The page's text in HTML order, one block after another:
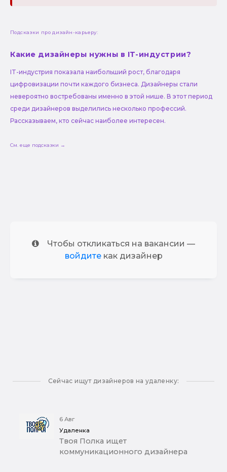
Подсказки про дизайн-карьеру:
Какие дизайнеры нужны в IT-индустрии?
IT-индустрия показала наибольший рост, благодаря
цифровизации почти каждого бизнеса. Дизайнеры стали
невероятно востребованы именно в этой нише. В этот период
среди дизайнеров выделились несколько профессий.
Рассказываем, кто сейчас наиболее интересен.
См. еще подсказки →
Чтобы откликаться на вакансии —
войдитекак дизайнер
Сейчас ищут дизайнеров на удаленку:
6 Авг
Удаленка
Твоя Полка ищет
коммуникационного дизайнера